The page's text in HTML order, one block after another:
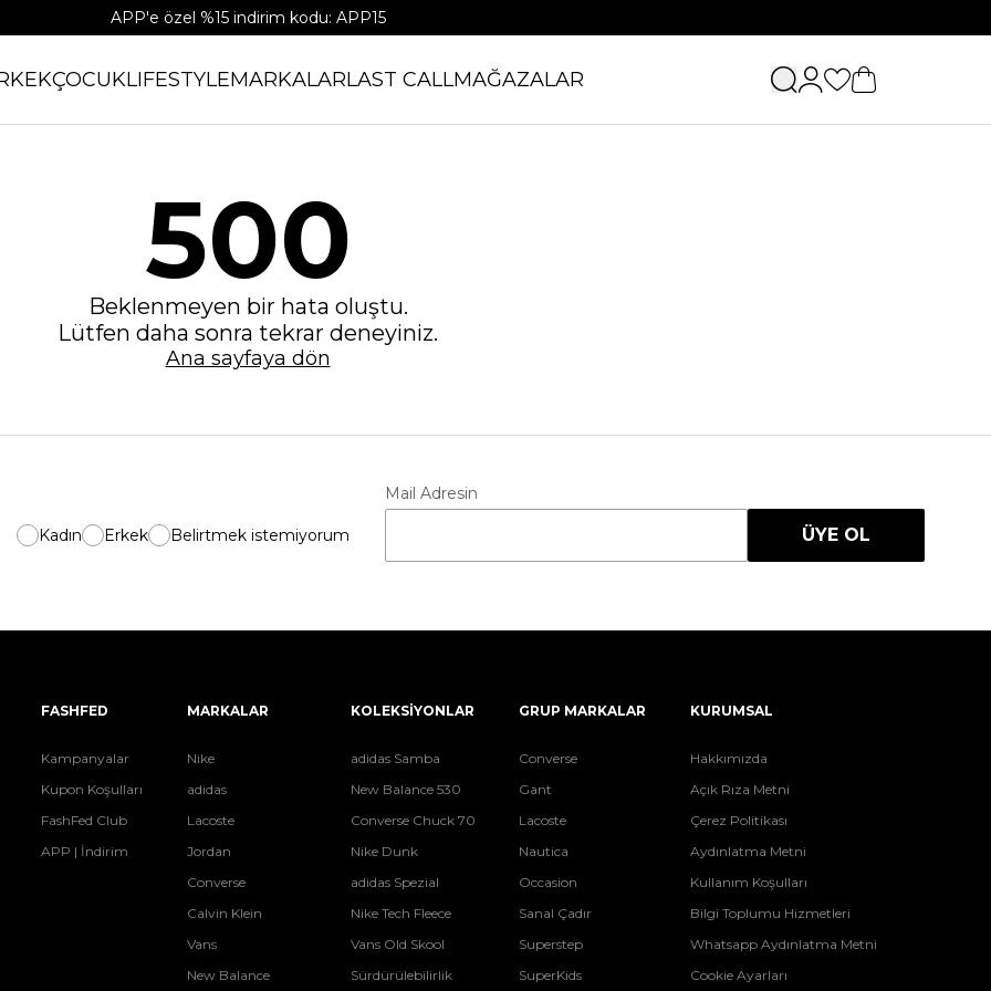
APP'e özel %15 indirim kodu: APP15
ÇOCUKLIFESTYLEMARKALARLAST CALLMAĞAZALAR
500
Beklenmeyen bir hata oluştu.
Lütfen daha sonra tekrar deneyiniz.
Ana sayfaya dön
Kadın Erkek Belirtmek istemiyorum
Mail Adresin
ÜYE OL
FASHFED
Kampanyalar
Kupon Koşulları
FashFed Club
APP | İndirim
MARKALAR
Nike
adidas
Lacoste
Jordan
Converse
Calvin Klein
Vans
New Balance
KOLEKSİYONLAR
adidas Samba
New Balance 530
Converse Chuck 70
Nike Dunk
adidas Spezial
Nike Tech Fleece
Vans Old Skool
Sürdürülebilirlik
GRUP MARKALAR
Converse
Gant
Lacoste
Nautica
Occasion
Sanal Çadır
Superstep
SuperKids
KURUMSAL
Hakkımızda
Açık Rıza Metni
Çerez Politikası
Aydınlatma Metni
Kullanım Koşulları
Bilgi Toplumu Hizmetleri
Whatsapp Aydınlatma Metni
Cookie Ayarları